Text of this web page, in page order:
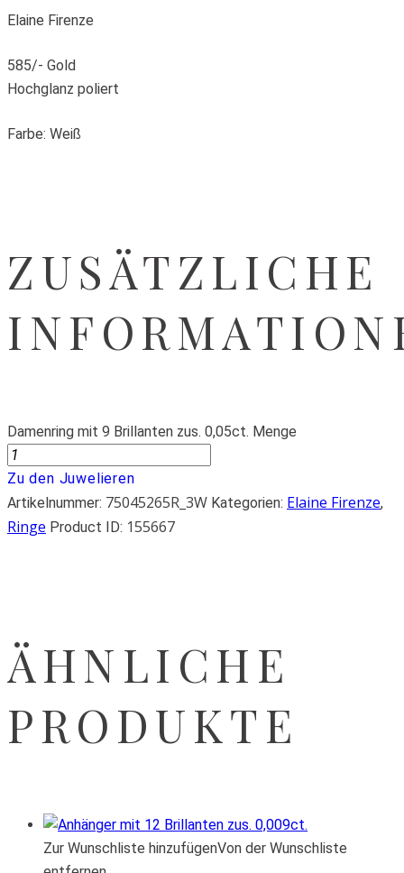
Elaine Firenze
585/- Gold
Hochglanz poliert
Farbe: Weiß
ZUSÄTZLICHE
Damenring mit 9 Brillanten zus. 0,05ct. Menge
Zu den Juwelieren
Artikelnummer: 75045265R_3W Kategorien: Elaine Firenze,
Ringe Product ID: 155667
ÄHNLICHE
PRODUKTE
Zur Wunschliste hinzufügenVon der Wunschliste